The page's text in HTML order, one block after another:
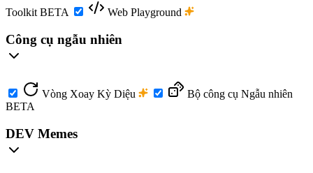
ToolkitBETA Web Playground
Công cụ ngẫu nhiên
Vòng Xoay Kỳ Diệu
Bộ công cụ Ngẫu nhiên
BETA
DEV Memes